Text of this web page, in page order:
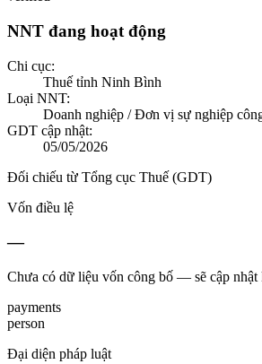
NNT đang hoạt động
Chi cục:
Thuế tỉnh Ninh Bình
Loại NNT:
Doanh nghiệp / Đơn vị sự nghiệp
GDT cập nhật:
05/05/2026
Đối chiếu từ Tổng cục Thuế (GDT)
Vốn điều lệ
—
Chưa có dữ liệu vốn công bố — sẽ cập
payments
person
Đại diện pháp luật